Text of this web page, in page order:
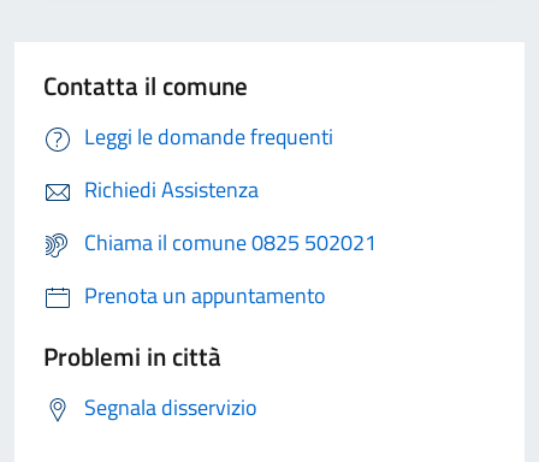
Contatta il comune
Leggi le domande frequenti
Richiedi Assistenza
Chiama il comune 0825 502021
Prenota un appuntamento
Problemi in città
Segnala disservizio